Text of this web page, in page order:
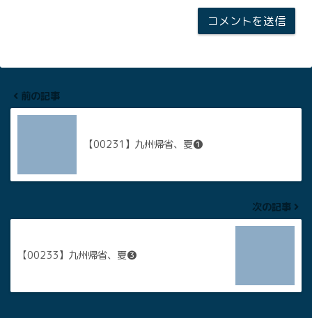
前の記事
【00231】九州帰省、夏❶
次の記事
【00233】九州帰省、夏❸